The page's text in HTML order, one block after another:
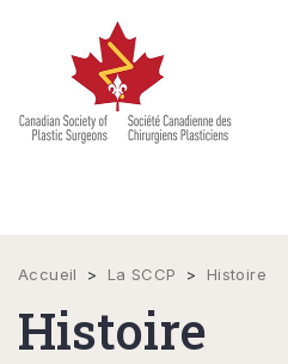
Accueil > La SCCP > Histoire
Histoire